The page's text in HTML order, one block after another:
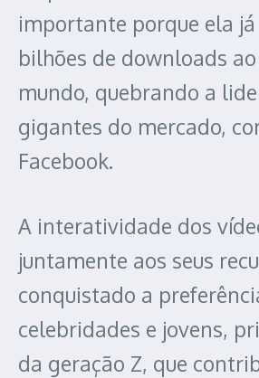
importante porque ela já
bilhões de downloads
mundo, quebrando a
gigantes do mercado,
Facebook.
A interatividade dos
juntamente aos seus
conquistado a
celebridades e jovens,
da geração Z, que